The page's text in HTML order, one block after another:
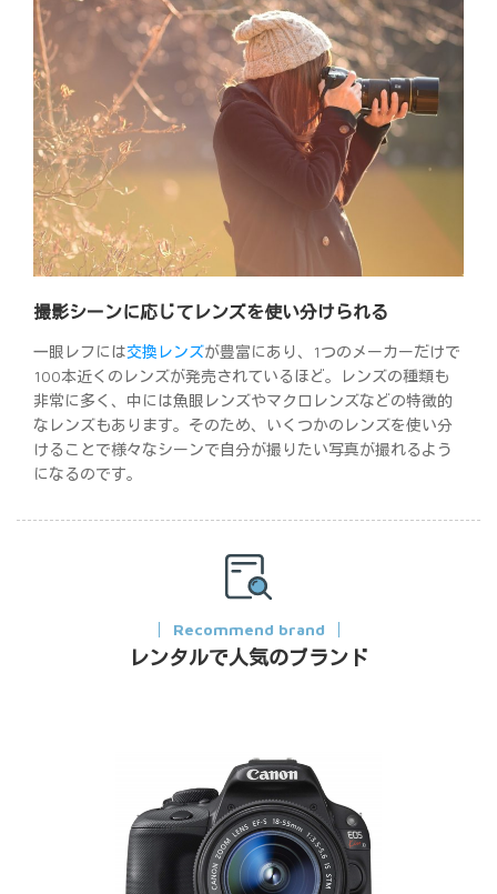
撮影シーンに応じてレンズを使い分けられる
一眼レフには交換レンズが豊富にあり、1つのメーカーだけで
100本近くのレンズが発売されているほど。レンズの種類も
非常に多く、中には魚眼レンズやマクロレンズなどの特徴的
なレンズもあります。そのため、いくつかのレンズを使い分
けることで様々なシーンで自分が撮りたい写真が撮れるよう
になるのです。
Recommend brand
レンタルで人気のブランド